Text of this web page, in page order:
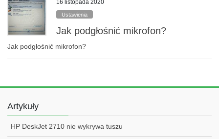
16 listopada 2020
Ustawienia
Jak podgłośnić mikrofon?
Jak podgłośnić mikrofon?
Artykuły
HP DeskJet 2710 nie wykrywa tuszu